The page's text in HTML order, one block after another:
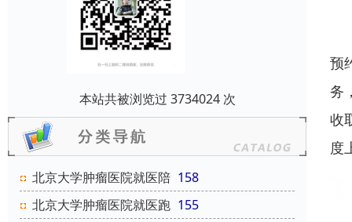
本站共被浏览过 3734024 次
北京大学肿瘤医院就医陪 158
北京大学肿瘤医院就医跑 155
预
务
收
度